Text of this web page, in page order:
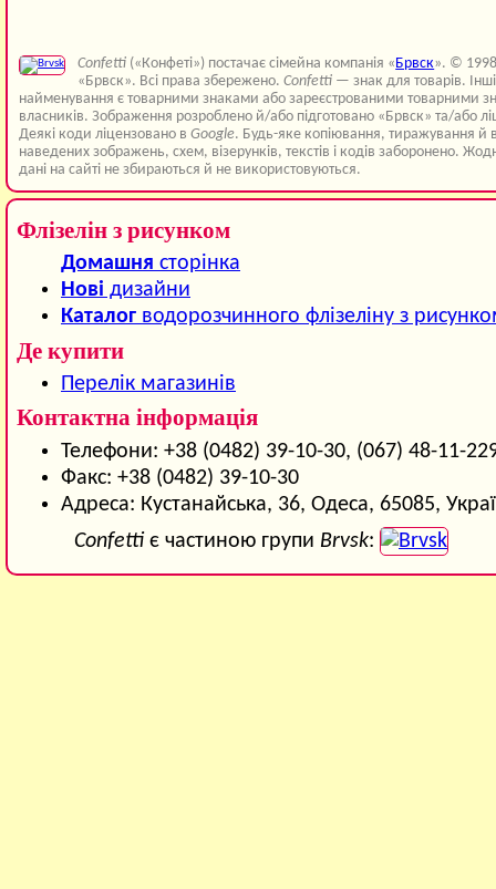
Confetti («Конфеті») постачає сімейна компанія « Брвск». ©
«Брвск». Всі права збережено.Confetti — знак для товарів. Інші
найменування є товарними знаками або зареєстрованими товарними
власників. Зображення розроблено й/або підготовано «Брвск» та/або
Деякі коди ліцензовано в Google. Будь-яке копіювання, тиражування й
наведених зображень, схем, візерунків, текстів і кодів заборонено.
дані на сайті не збираються й не використовуються.
Флізелін з рисунком
Домашня сторінка
Нові дизайни
Каталог водорозчинного флізеліну з
Де купити
Перелік магазинів
Контактна інформація
Телефони: +38 (0482) 39-10-30, (067) 48-11-
Факс: +38 (0482) 39-10-30
Адреса: Кустанайська, 36, Одеса, 65085,
Confettiє частиною групи Brvsk: